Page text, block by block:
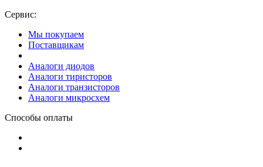
Сервис:
Мы покупаем
Поставщикам
Аналоги диодов
Аналоги тиристоров
Аналоги транзисторов
Аналоги микросхем
Способы оплаты